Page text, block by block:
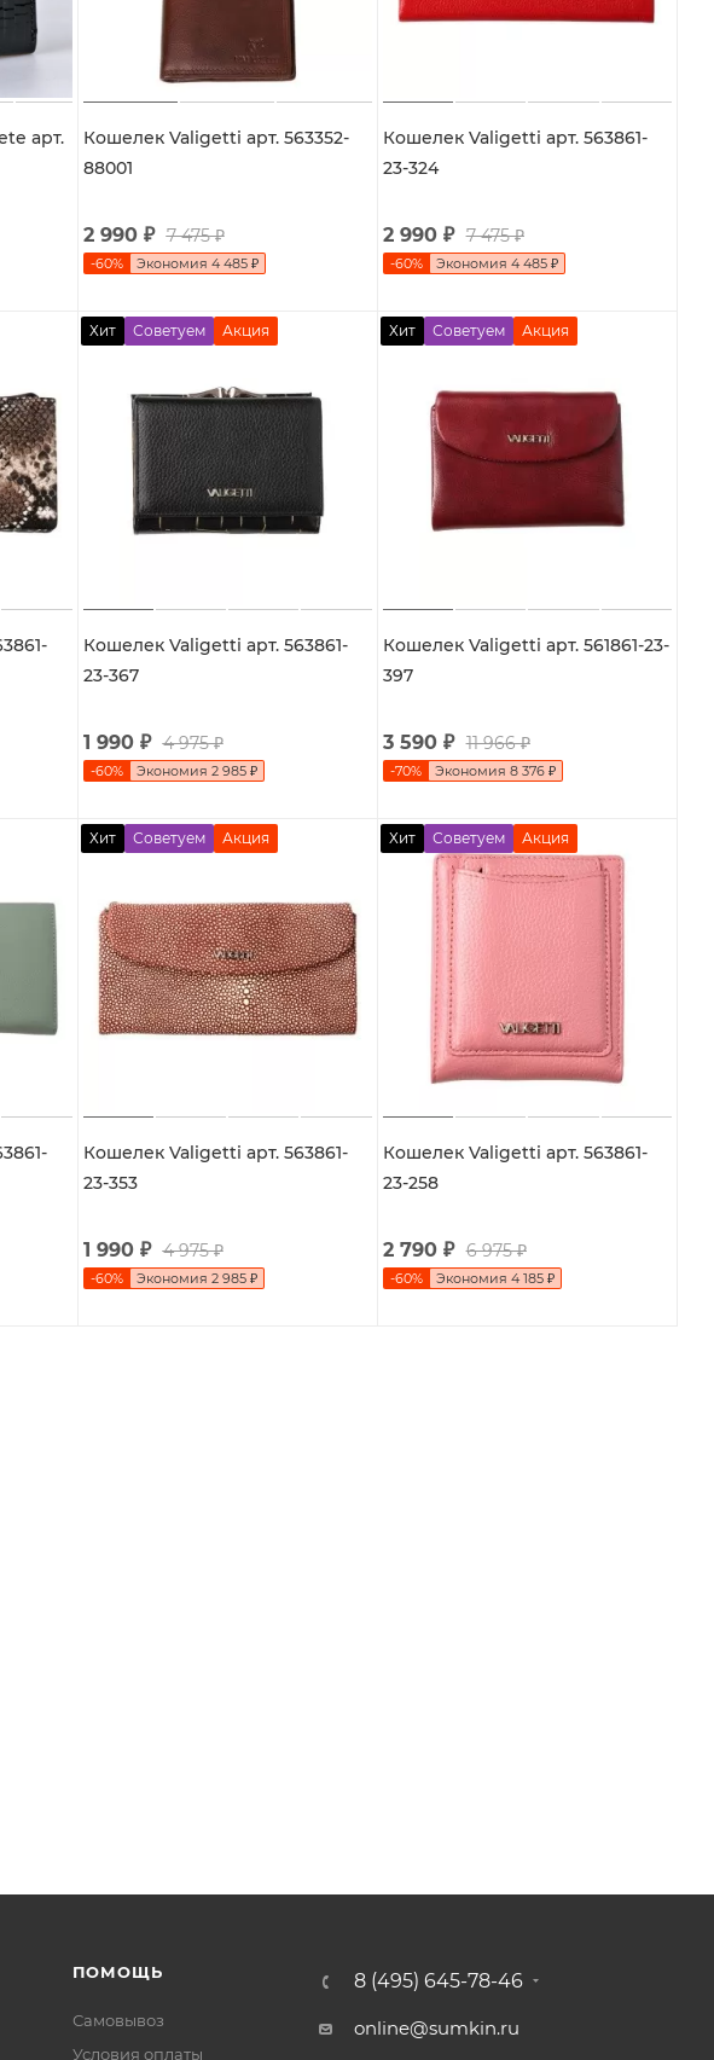
арт.
Кошелек Valigetti арт. 563352-
88001
2 990₽ 7 475₽
-60% Экономия 4 485₽
Кошелек Valigetti арт. 563861-
23-324
2 990₽ 7 475₽
-60% Экономия 4 485₽
Хит Советуем Акция
Кошелек Valigetti арт. 563861-
23-367
1 990₽ 4 975₽
-60% Экономия 2 985₽
Хит Советуем Акция
Кошелек Valigetti арт. 561861-23-
397
3 590₽ 11 966₽
-70% Экономия 8 376₽
Хит Советуем Акция
Кошелек Valigetti арт. 563861-
23-353
1 990₽ 4 975₽
-60% Экономия 2 985₽
Хит Советуем Акция
Кошелек Valigetti арт. 563861-
23-258
2 790₽ 6 975₽
-60% Экономия 4 185₽
ПОМОЩЬ
Самовывоз
Условия оплаты
8 (495) 645-78-46
online@sumkin.ru